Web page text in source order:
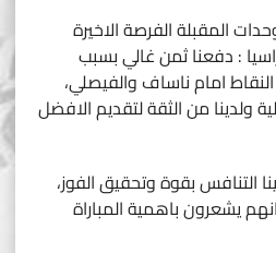
المقبلة الفرصة الاخيرة
: دفعنا ثمن غالي بسبب
امام ناساف والفيصلي،
ولدينا من الثقة لتقديم الافضل
التنافس بقوة وتحقيق الفوز،
يشعرون باهمية المباراة